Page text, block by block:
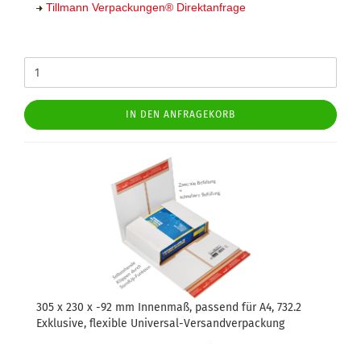
Tillmann Verpackungen® Direktanfrage
IN DEN ANFRAGEKORB
305 x 230 x -92 mm Innenmaß, passend für A4, 732.2
Exklusive, flexible Universal-Versandverpackung